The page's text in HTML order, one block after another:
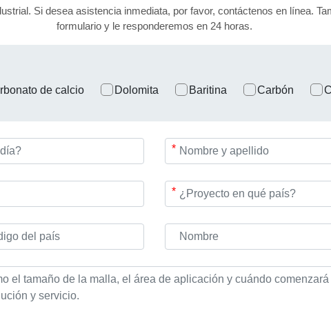
Si desea asistencia inmediata, por favor, contáctenos en línea.
formulario y le responderemos en 24 horas.
de calcio Dolomita Baritina Carbón
*
*